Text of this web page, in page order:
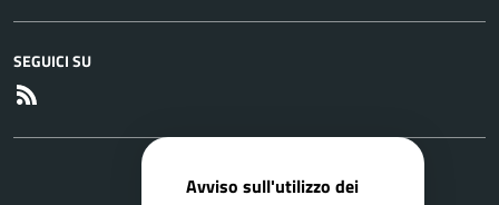
SEGUICI SU
Avviso sull'utilizzo dei